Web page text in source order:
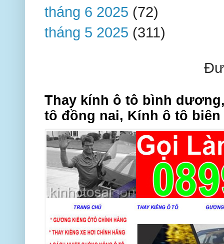
tháng 6 2025 (72)
tháng 5 2025 (311)
Thay kính ô tô bình
tô đồng nai, Kính ô tô biên